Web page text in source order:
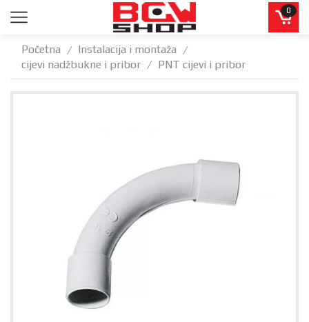
0
Početna / Instalacija i montaža /
cijevi nadžbukne i pribor / PNT cijevi i pribor